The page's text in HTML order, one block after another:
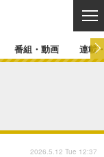
マンガ
カバー
番組・動画 連載
2026.5.12 Tue 12:37